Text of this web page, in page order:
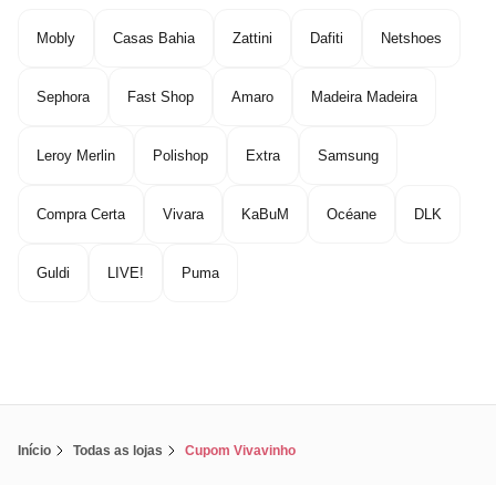
Mobly Casas Bahia Zattini Dafiti Netshoes
Sephora Fast Shop Amaro Madeira Madeira
Leroy Merlin Polishop Extra Samsung
Compra Certa Vivara KaBuM Océane DLK
Guldi LIVE! Puma
Início Todas as lojas Cupom Vivavinho